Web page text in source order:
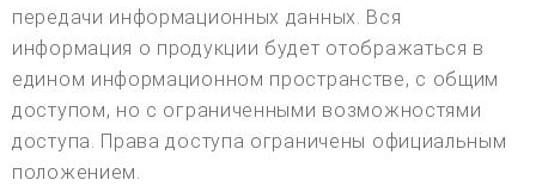
передачи информационных данных. Вся
информация о продукции будет отображаться в
едином информационном пространстве, с общим
доступом, но с ограниченными возможностями
доступа. Права доступа ограничены официальным
положением.